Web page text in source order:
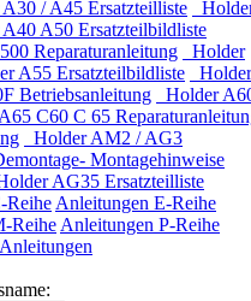
/ A45 Ersatzteilliste
A50 Ersatzteilbildliste
Reparaturanleitung
Holder
A55 Ersatzteilbildliste
Holder
Betriebsanleitung
Holder
C60 C 65
Holder AM2 / AG3
Montagehinweise
AG35 Ersatzteilliste
Reihe Anleitungen E-Reihe
Reihe Anleitungen P-Reihe